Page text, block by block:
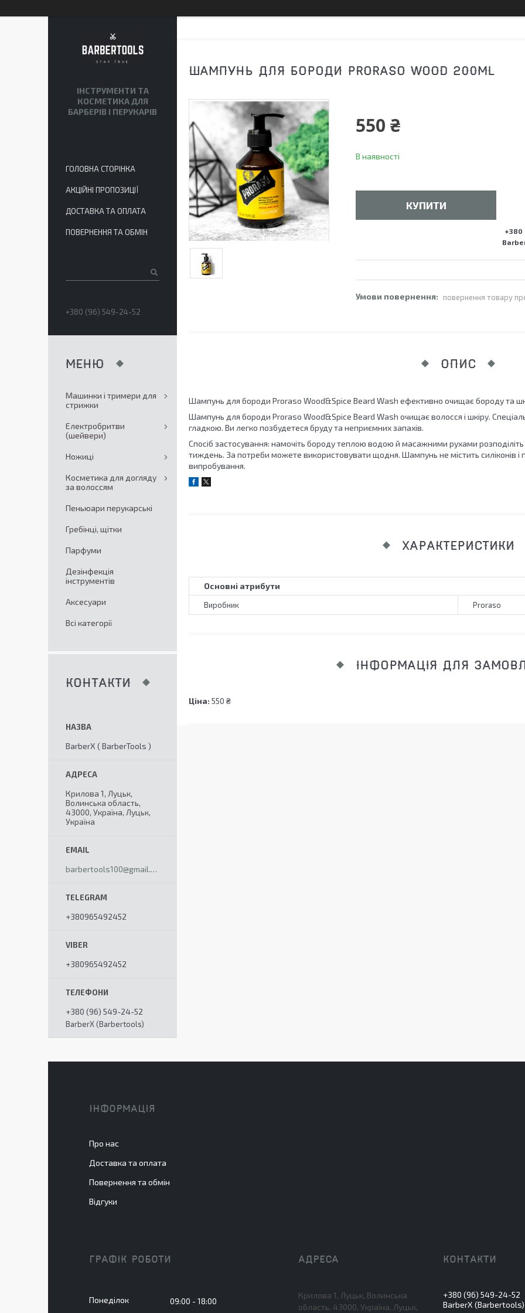
ШАМПУНЬ ДЛЯ БОРОДИ PRORASO WOOD 200ML
550 ₴
В наявності
КУПИТИ
+380
повернення товару
ОПИС
Шампунь для бороди Proraso Wood&Spice Beard Wash ефективно очищає бороду та
Шампунь для бороди Proraso Wood&Spice Beard Wash очищає волосся і шкіру.
гладкою. Ви легко позбудетеся бруду та неприємних запахів.
Спосіб застосування: намочіть бороду теплою водою й масажними рухами
тиждень. За потреби можете використовувати щодня. Шампунь не містить силіконів і
випробування.
ХАРАКТЕРИСТИКИ
Основні атрибути
Виробник Proraso
ІНФОРМАЦІЯ ДЛЯ
Ціна: 550 ₴
ІНСТРУМЕНТИ ТА
КОСМЕТИКА ДЛЯ
БАРБЕРІВ І ПЕРУКАРІВ
ГОЛОВНА СТОРІНКА
АКЦІЙНІ ПРОПОЗИЦІЇ
ДОСТАВКА ТА ОПЛАТА
ПОВЕРНЕННЯ ТА ОБМІН
+380 (96) 549-24-52
Машинки і тримери для
стрижки
Електробритви
(шейвери)
Ножиці
Косметика для догляду
за волоссям
Пеньюари перукарські
Гребінці, щітки
Парфуми
Дезінфекція
інструментів
Аксесуари
Всі категорії
КОНТАКТИ
BarberX ( BarberTools )
Крилова 1, Луцьк,
Волинська область,
43000, Україна, Луцьк,
Україна
barbertools100@gmail.com
+380965492452
+380965492452
+380 (96) 549-24-52
BarberX (Barbertools)
ІНФОРМАЦІЯ
Про нас
Доставка та оплата
Повернення та обмін
Відгуки
ГРАФІК РОБОТИ
Понеділок 09:00 18:00
Крилова 1, Луцьк, Волинська
область, 43000, Україна, Луцьк,
+380 (96) 549-24-52
BarberX (Barbertools)